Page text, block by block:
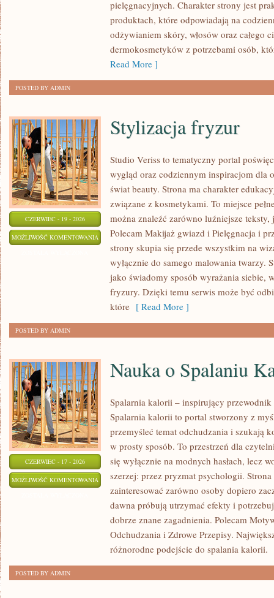
WŁOSÓW
pielęgnacyjnych. Charakter strony jest
produktach, które odpowiadają na
odżywianiem skóry, włosów oraz całego
dermokosmetyków z potrzebami osób,
Read More ]
POSTED BY ADMIN
CZERWIEC - 19 - 2026
MOŻLIWOŚĆ KOMENTOWANIA STYLIZACJA
FRYZUR
Stylizacja fryzur
Studio Veriss to tematyczny portal
wygląd oraz codziennym inspiracjom dla
świat beauty. Strona ma charakter
związane z kosmetykami. To miejsce
można znaleźć zarówno luźniejsze
Polecam Makijaż gwiazd i Pielęgnacja i
strony skupia się przede wszystkim na
wyłącznie do samego malowania twarzy.
jako świadomy sposób wyrażania siebie,
fryzury. Dzięki temu serwis może być
które [ Read More ]
POSTED BY ADMIN
CZERWIEC - 17 - 2026
MOŻLIWOŚĆ KOMENTOWANIA NAUKA
SPALANIU
KALORII
Nauka o Spalaniu
Spalarnia kalorii – inspirujący przewodnik
Spalarnia kalorii to portal stworzony z
przemyśleć temat odchudzania i szukają
w prosty sposób. To przestrzeń dla
się wyłącznie na modnych hasłach, lecz
szerzej: przez pryzmat psychologii.
zainteresować zarówno osoby dopiero
dawna próbują utrzymać efekty i
dobrze znane zagadnienia. Polecam
Odchudzania i Zdrowe Przepisy.
różnorodne podejście do spalania kalorii.
POSTED BY ADMIN